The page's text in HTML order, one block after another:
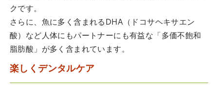
クです。
さらに、魚に多く含まれるDHA（ドコサヘキサエン
酸）など人体にもパートナーにも有益な「多価不飽和
脂肪酸」が多く含まれています。
楽しくデンタルケア